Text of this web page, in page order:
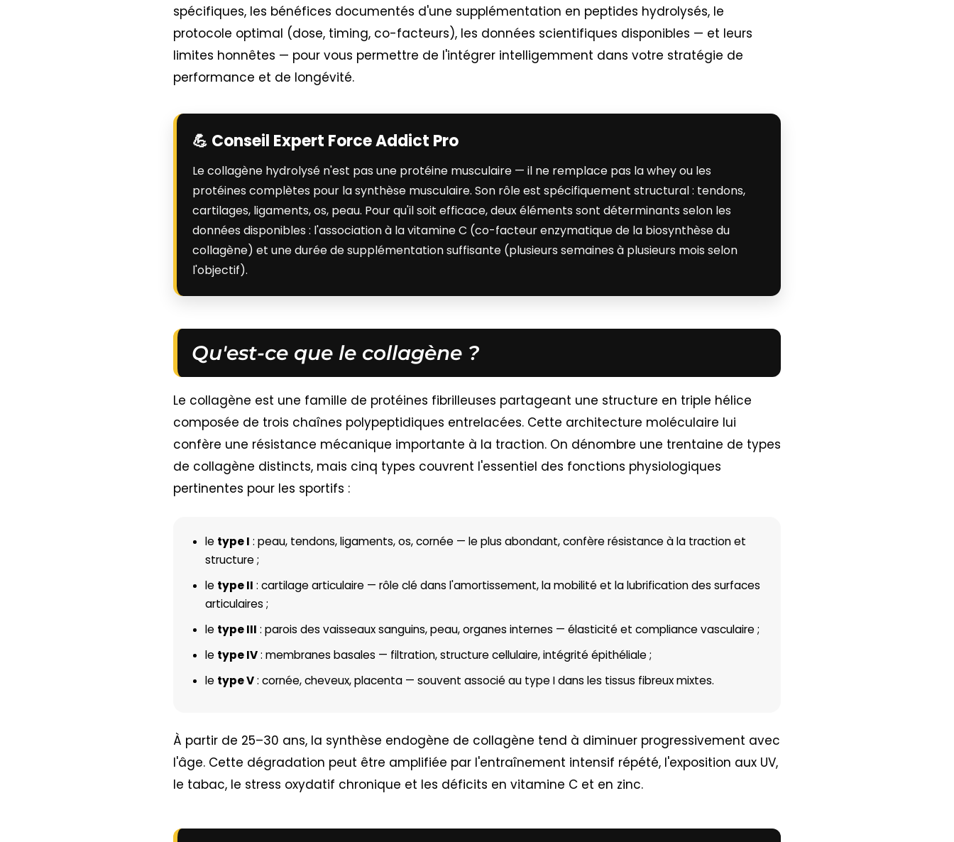
spécifiques, les bénéfices documentés d'une supplémentation en peptides hydrolysés, le
protocole optimal (dose, timing, co-facteurs), les données scientifiques disponibles — et leurs
limites honnêtes — pour vous permettre de l'intégrer intelligemment dans votre stratégie de
performance et de longévité.
💪 Conseil Expert Force Addict Pro
Le collagène hydrolysé n'est pas une protéine musculaire — il ne remplace pas la whey ou les
protéines complètes pour la synthèse musculaire. Son rôle est spécifiquement structural : tendons,
cartilages, ligaments, os, peau. Pour qu'il soit efficace, deux éléments sont déterminants selon les
données disponibles : l'association à la vitamine C (co-facteur enzymatique de la biosynthèse du
collagène) et une durée de supplémentation suffisante (plusieurs semaines à plusieurs mois selon
l'objectif).
Qu'est-ce que le collagène ?
Le collagène est une famille de protéines fibrilleuses partageant une structure en triple hélice
composée de trois chaînes polypeptidiques entrelacées. Cette architecture moléculaire lui
confère une résistance mécanique importante à la traction. On dénombre une trentaine de types
de collagène distincts, mais cinq types couvrent l'essentiel des fonctions physiologiques
pertinentes pour les sportifs :
le type I : peau, tendons, ligaments, os, cornée — le plus abondant, confère résistance à la traction et
structure ;
le type II : cartilage articulaire — rôle clé dans l'amortissement, la mobilité et la lubrification des surfaces
articulaires ;
le type III : parois des vaisseaux sanguins, peau, organes internes — élasticité et compliance vasculaire ;
le type IV: membranes basales — filtration, structure cellulaire, intégrité épithéliale ;
le type V: cornée, cheveux, placenta — souvent associé au type I dans les tissus fibreux mixtes.
À partir de 25–30 ans, la synthèse endogène de collagène tend à diminuer progressivement avec
l'âge. Cette dégradation peut être amplifiée par l'entraînement intensif répété, l'exposition aux UV,
le tabac, le stress oxydatif chronique et les déficits en vitamine C et en zinc.